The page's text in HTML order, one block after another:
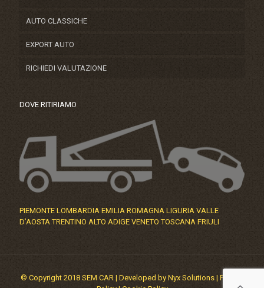
AUTO CLASSICHE
EXPORT AUTO
RICHIEDI VALUTAZIONE
DOVE RITIRIAMO
PIEMONTE LOMBARDIA EMILIA ROMAGNA LIGURIA VALLE
D’AOSTA TRENTINO ALTO ADIGE VENETO TOSCANA FRIULI
© Copyright 2018 SEM CAR | Developed by Nyx Solutions | Privacy